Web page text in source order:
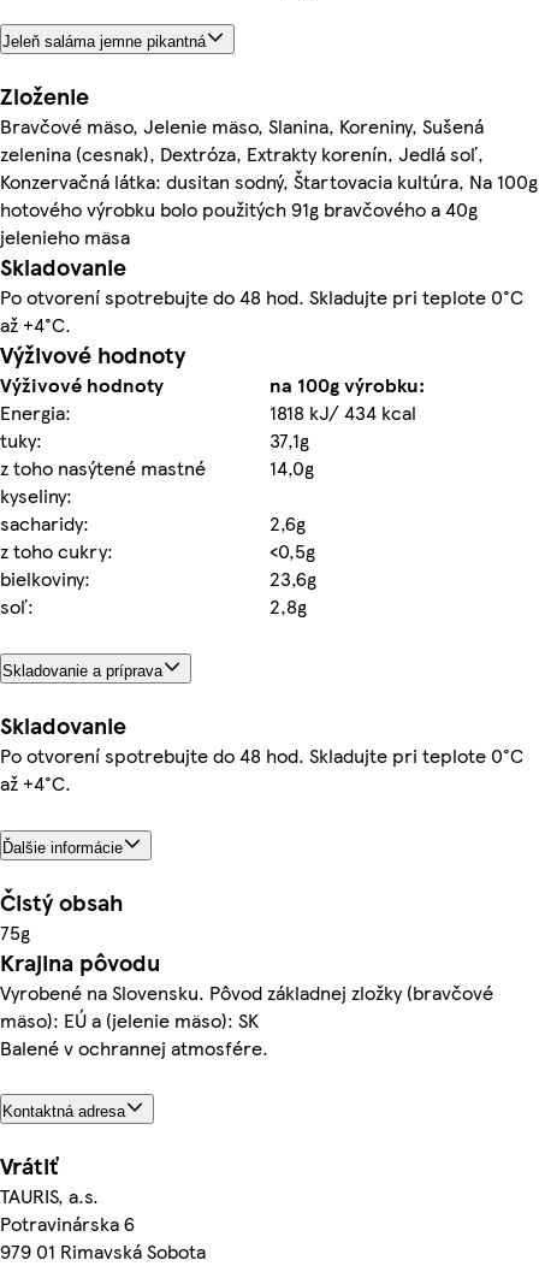
Jeleň saláma jemne pikantná
Zloženie
Bravčové mäso, Jelenie mäso, Slanina, Koreniny, Sušená
zelenina (cesnak), Dextróza, Extrakty korenín, Jedlá soľ,
Konzervačná látka: dusitan sodný, Štartovacia kultúra, Na 100g
hotového výrobku bolo použitých 91g bravčového a 40g
jelenieho mäsa
Skladovanie
Po otvorení spotrebujte do 48 hod. Skladujte pri teplote 0°C
až +4°C.
Výživové hodnoty
Výživové hodnoty
na 100g výrobku:
Energia:
1818 kJ/ 434 kcal
tuky:
37,1g
z toho nasýtené mastné
kyseliny:
14,0g
sacharidy:
2,6g
z toho cukry:
<0,5g
bielkoviny:
23,6g
soľ:
2,8g
Skladovanie a príprava
Skladovanie
Po otvorení spotrebujte do 48 hod. Skladujte pri teplote 0°C
až +4°C.
Ďalšie informácie
Čistý obsah
75g
Krajina pôvodu
Vyrobené na Slovensku. Pôvod základnej zložky (bravčové
mäso): EÚ a (jelenie mäso): SK
Balené v ochrannej atmosfére.
Kontaktná adresa
Vrátiť
TAURIS, a.s.
Potravinárska 6
979 01 Rimavská Sobota